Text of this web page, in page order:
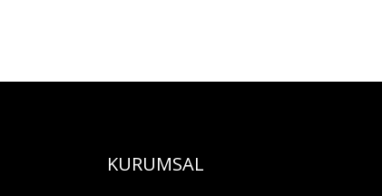
KURUMSAL